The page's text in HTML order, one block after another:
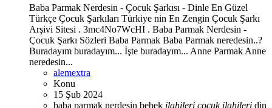
Baba Parmak Nerdesin - Çocuk Şarkısı - Dinle En Güzel
Türkçe Çocuk Şarkıları Türkiye nin En Zengin Çocuk Şarkı
Arşivi Sitesi . 3mc4No7WcHI . Baba Parmak Nerdesin -
Çocuk Şarkı Sözleri Baba Parmak Baba Parmak neredesin..?
Buradayım buradayım... İşte buradayım... Anne Parmak Anne
neredesin...
alemextra
Konu
15 Şub 2024
baba parmak nerdesin bebek ilahileri çocuk ilahileri din